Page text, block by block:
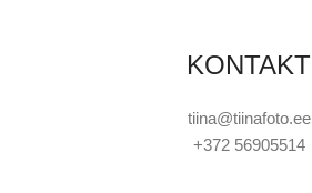
KONTAKT
tiina@tiinafoto.ee
+372 56905514